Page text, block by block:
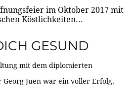
im Oktober 2017 mit
Köstlichkeiten...
GESUND
mit dem diplomierten
Georg Juen war ein voller Erfolg.